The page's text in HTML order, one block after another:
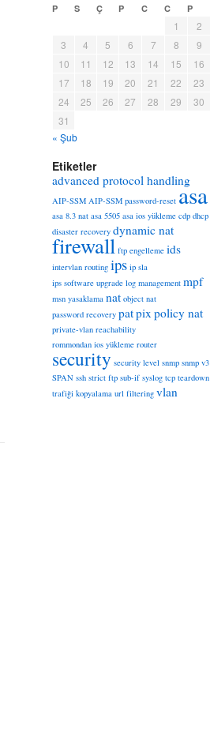
P S Ç P C C P
1
2
3
4 5 6 7 8
9
10
11 12 13 14 15
16
17
18 19 20 21 22
23
24
25 26 27 28 29
30
31
« Şub
Etiketler
advanced protocol handling
AIP-SSM AIP-SSM password-reset asa
asa 8.3 nat asa 5505 asa ios yükleme cdp dhcp
disaster recovery dynamic nat
firewall ftp engelleme ids
intervlan routing ips ip sla
ips software upgrade log management mpf
msn yasaklama nat object nat
password recovery patpixpolicy nat
private-vlan reachability
rommondan ios yükleme router
security security level snmp snmp v3
SPAN ssh strict ftp sub-if syslog tcp teardown
trafiği kopyalama url filtering vlan